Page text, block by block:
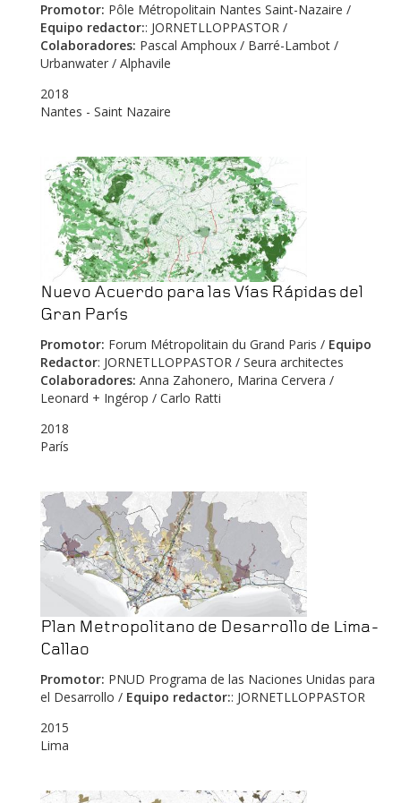
Promotor: Pôle Métropolitain Nantes Saint-Nazaire /
Equipo redactor:: JORNETLLOPPASTOR /
Colaboradores: Pascal Amphoux / Barré-Lambot /
Urbanwater / Alphavile
2018
Nantes - Saint Nazaire
Nuevo Acuerdo para las Vías Rápidas del
Gran París
Promotor: Forum Métropolitain du Grand Paris / Equipo
Redactor: JORNETLLOPPASTOR / Seura architectes
Colaboradores: Anna Zahonero, Marina Cervera /
Leonard + Ingérop / Carlo Ratti
2018
París
Plan Metropolitano de Desarrollo de Lima-
Callao
Promotor: PNUD Programa de las Naciones Unidas para
el Desarrollo / Equipo redactor:: JORNETLLOPPASTOR
2015
Lima